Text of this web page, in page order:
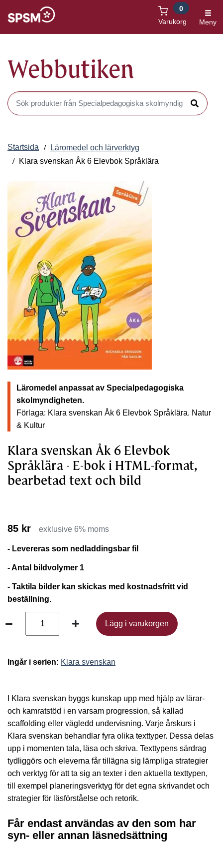
Varukorg
0
Meny
Webbutiken
Sök produkter i Webbutiken
Sök
Startsida
Läromedel och lärverktyg
Klara svenskan Åk 6 Elevbok Språklära
Läromedel anpassat av Specialpedagogiska
skolmyndigheten.
Förlaga: Klara svenskan Åk 6 Elevbok Språklära. Natur
& Kultur
Klara svenskan Åk 6 Elevbok
Språklära - E-bok i HTML-format,
bearbetad text och bild
85 kr exklusive 6% moms
- Levereras som nedladdingsbar fil
- Antal bildvolymer 1
- Taktila bilder kan skickas med kostnadsfritt vid
beställning.
Lägg i varukorgen
Lägg i varukorgen
Ingår i serien: Klara svenskan
I Klara svenskan byggs kunskap upp med hjälp av lärar-
och kamratstöd i en varsam progression, så kallad
scaffolding eller vägledd undervisning. Varje årskurs i
Klara svenskan behandlar fyra olika texttyper. Dessa delas
upp i momenten tala, läsa och skriva. Texttypens särdrag
tydliggörs och eleverna får tillägna sig lämpliga strategier
och verktyg för att ta sig an texter i den aktuella texttypen,
till exempel planeringsverktyg för det egna skrivandet och
strategier för läsförståelse och retorik.
Får endast användas av den som har
syn- eller annan läsnedsättning